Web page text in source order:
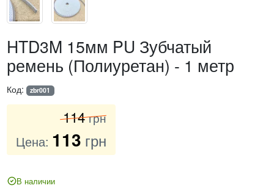
HTD3M 15мм PU Зубчатый
ремень (Полиуретан) - 1 метр
Код: zbr001
114 грн
Цена: 113 грн
В наличии